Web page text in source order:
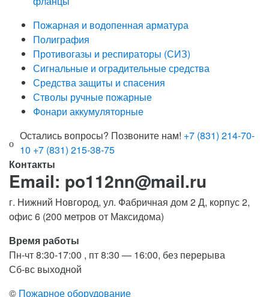
Пожарная и водопенная арматура
Полиграфия
Противогазы и респираторы (СИЗ)
Сигнальные и оградительные средства
Средства защиты и спасения
Стволы ручные пожарные
Фонари аккумуляторные
Остались вопросы? Позвоните нам! +7 (831) 214-70-
10 +7 (831) 215-38-75
Контакты
Email: po112nn@mail.ru
г. Нижний Новгород, ул. Фабричная дом 2 Д, корпус 2,
офис 6 (200 метров от Максидома)
Время работы
Пн-чт 8:30-17:00 , пт 8:30 — 16:00, без перерыва
Сб-вс выходной
© Пожарное оборудование